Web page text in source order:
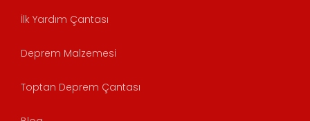
İlk Yardım Çantası
Deprem Malzemesi
Toptan Deprem Çantası